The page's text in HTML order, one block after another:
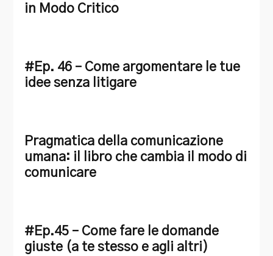
in Modo Critico
#Ep. 46 – Come argomentare le tue
idee senza litigare
Pragmatica della comunicazione
umana: il libro che cambia il modo di
comunicare
#Ep.45 – Come fare le domande
giuste (a te stesso e agli altri)